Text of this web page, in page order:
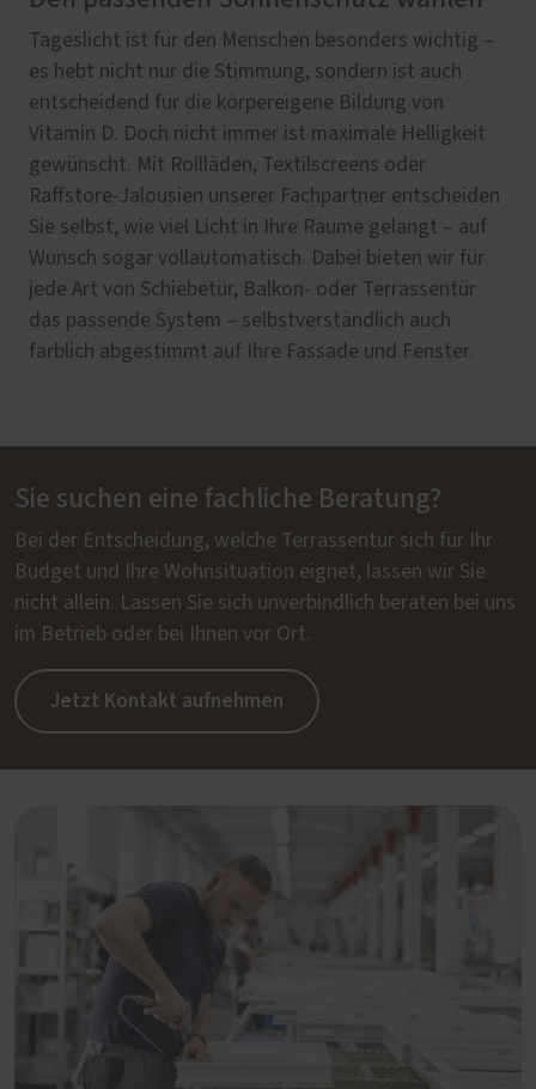
Tageslicht ist für den Menschen besonders wichtig –
es hebt nicht nur die Stimmung, sondern ist auch
entscheidend für die körpereigene Bildung von
Vitamin D. Doch nicht immer ist maximale Helligkeit
gewünscht. Mit Rollläden, Textilscreens oder
Raffstore-Jalousien unserer Fachpartner entscheiden
Sie selbst, wie viel Licht in Ihre Räume gelangt – auf
Wunsch sogar vollautomatisch. Dabei bieten wir für
jede Art von Schiebetür, Balkon- oder Terrassentür
das passende System – selbstverständlich auch
farblich abgestimmt auf Ihre Fassade und Fenster.
Sie suchen eine fachliche Beratung?
Bei der Entscheidung, welche Terrassentür sich für Ihr
Budget und Ihre Wohnsituation eignet, lassen wir Sie
nicht allein. Lassen Sie sich unverbindlich beraten bei uns
im Betrieb oder bei Ihnen vor Ort.
Jetzt Kontakt aufnehmen